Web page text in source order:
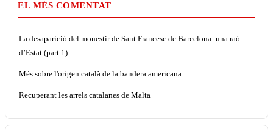
EL MÉS COMENTAT
La desaparició del monestir de Sant Francesc de Barcelona: una raó
d’Estat (part 1)
Més sobre l'origen català de la bandera americana
Recuperant les arrels catalanes de Malta